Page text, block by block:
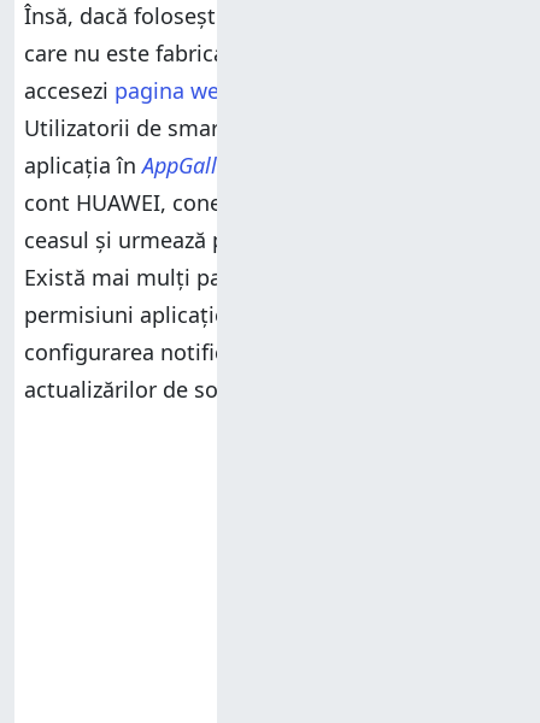
Însă, dacă folosești un dispozitiv cu Android
care nu este fabricat de HUAWEI, trebuie să
accesezi pagina web a aplicației
Utilizatorii de smartphone-uri HUAWEI pot găsi
aplicația înAppGallery
cont HUAWEI, conectează-te, selectează-ți
ceasul și urmează procesul de configurare.
Există mai mulți pași, inclusiv acordarea multor
permisiuni aplicației
configurarea notificărilor și verificarea
actualizărilor de software pentru ceasul tău.